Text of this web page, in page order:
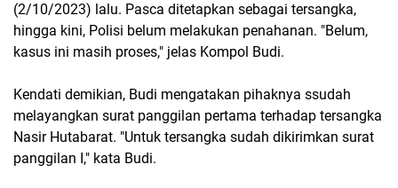
(2/10/2023) lalu. Pasca ditetapkan sebagai tersangka,
hingga kini, Polisi belum melakukan penahanan. "Belum,
kasus ini masih proses," jelas Kompol Budi.
Kendati demikian, Budi mengatakan pihaknya ssudah
melayangkan surat panggilan pertama terhadap tersangka
Nasir Hutabarat. "Untuk tersangka sudah dikirimkan surat
panggilan I," kata Budi.